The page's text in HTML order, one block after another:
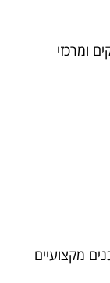
ומרכזי
מקצועיים